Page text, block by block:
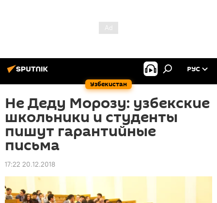
Узбекистан
РУС
Не Деду Морозу: узбекские
школьники и студенты
пишут гарантийные
письма
17:22 20.12.2018